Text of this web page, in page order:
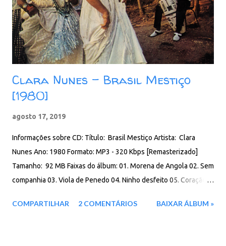
Clara Nunes - Brasil Mestiço
[1980]
agosto 17, 2019
Informações sobre CD: Título: Brasil Mestiço Artista: Clara
Nunes Ano: 1980 Formato: MP3 - 320 Kbps [Remasterizado]
Tamanho: 92 MB Faixas do álbum: 01. Morena de Angola 02. Sem
companhia 03. Viola de Penedo 04. Ninho desfeito 05. Coração
08. Dia-a-dia 09. Estrela guia 10. Regresso 11. Meu castigo 12.
COMPARTILHAR 2 COMENTÁRIOS BAIXAR ÁLBUM »